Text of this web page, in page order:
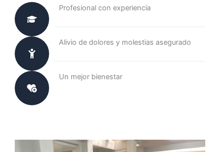
Profesional con experiencia
Alivio de dolores y molestias asegurado
Un mejor bienestar